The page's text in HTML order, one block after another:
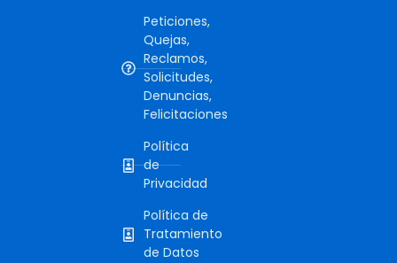
Peticiones,
Quejas,
Reclamos,
Solicitudes,
Denuncias,
Felicitaciones
Política
de
Privacidad
Política de
Tratamiento
de Datos